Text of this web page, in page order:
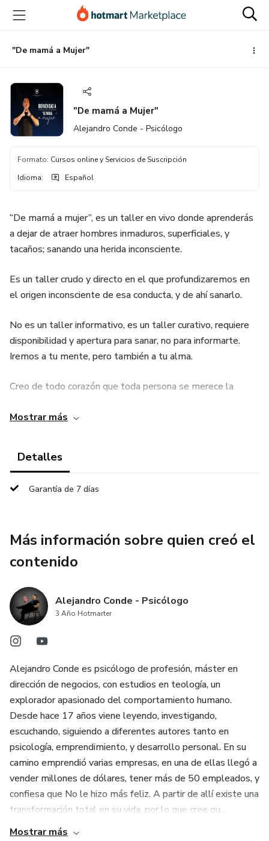
principal
página
de
página
"De mamá a Mujer"
"De mamá a Mujer"
Alejandro Conde - Psicólogo
Formato: Cursos online y Servicios de Suscripción
Idioma: Español
“De mamá a mujer”, es un taller en vivo donde aprenderás
a dejar de atraer hombres inmaduros, superficiales, y
tacaños; sanando una herida inconsciente.
Es un taller crudo y directo en el que profundizaremos en
el origen inconsciente de esa conducta, y de ahí sanarlo.
No es un taller informativo, es un taller curativo, requiere
disponibilidad y apertura para sanar, no para informarte.
Iremos a tu mente, pero también a tu alma.
Creo de todo corazón que toda persona se merece la
oportunidad, de romper definitivamente ese maldito
Mostrar más
Detalles
Garantía de 7 días
Más información sobre quien creó el
contenido
Alejandro Conde - Psicólogo
3 Año Hotmarter
Alejandro Conde es psicólogo de profesión, máster en
dirección de negocios, con estudios en teología, un
explorador apasionado del comportamiento humano.
Desde hace 17 años viene leyendo, investigando,
escuchando, siguiendo a diferentes autores tanto en
psicología, emprendimiento, y desarrollo personal. En su
camino emprendió varias empresas, en una de ellas llegó a
vender millones de dólares, tener más de 50 empleados, y
confiesa que No le hizo más feliz. A partir de allí existe una
transformación total en su vida, por lo que cree qu...
Mostrar más